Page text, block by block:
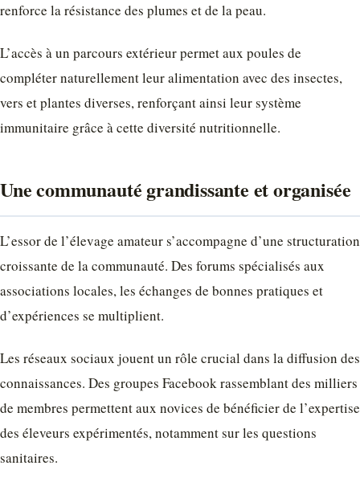
renforce la résistance des plumes et de la peau.
L’accès à un parcours extérieur permet aux poules de
compléter naturellement leur alimentation avec des insectes,
vers et plantes diverses, renforçant ainsi leur système
immunitaire grâce à cette diversité nutritionnelle.
Une communauté grandissante et organisée
L’essor de l’élevage amateur s’accompagne d’une structuration
croissante de la communauté. Des forums spécialisés aux
associations locales, les échanges de bonnes pratiques et
d’expériences se multiplient.
Les réseaux sociaux jouent un rôle crucial dans la diffusion des
connaissances. Des groupes Facebook rassemblant des milliers
de membres permettent aux novices de bénéficier de l’expertise
des éleveurs expérimentés, notamment sur les questions
sanitaires.